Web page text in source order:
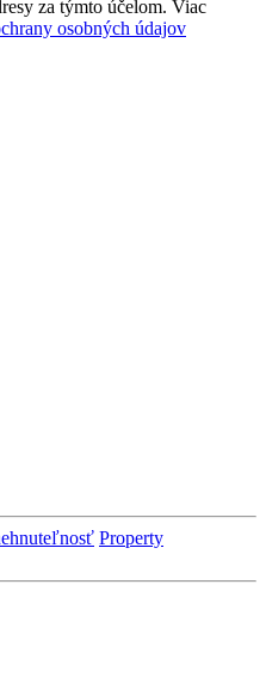
za týmto účelom. Viac
osobných údajov
Property